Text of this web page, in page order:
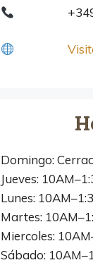
Domingo:
Jueves:
Lunes:
Martes:
Miercoles:
Sábado: